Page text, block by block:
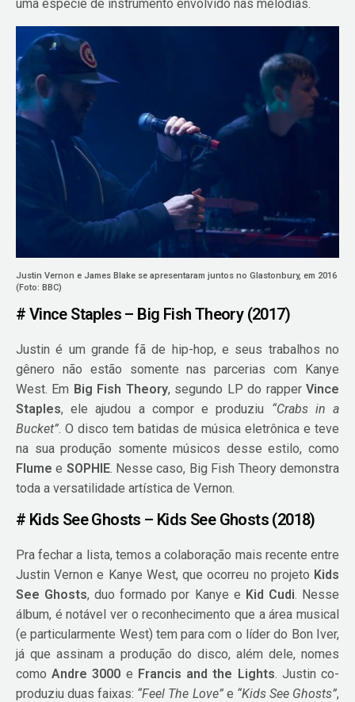
uma espécie de instrumento envolvido nas melodias.
Justin Vernon e James Blake se apresentaram juntos no Glastonbury, em 2016
(Foto: BBC)
# Vince Staples – Big Fish Theory (2017)
Justin é um grande fã de hip-hop, e seus trabalhos no
gênero não estão somente nas parcerias com Kanye
West. Em Big Fish Theory, segundo LP do rapper Vince
Staples, ele ajudou a compor e produziu “Crabs in a
Bucket”. O disco tem batidas de música eletrônica e teve
na sua produção somente músicos desse estilo, como
Flume e SOPHIE. Nesse caso, Big Fish Theory demonstra
toda a versatilidade artística de Vernon.
# Kids See Ghosts – Kids See Ghosts (2018)
Pra fechar a lista, temos a colaboração mais recente entre
Justin Vernon e Kanye West, que ocorreu no projeto Kids
See Ghosts, duo formado por Kanye e Kid Cudi. Nesse
álbum, é notável ver o reconhecimento que a área musical
(e particularmente West) tem para com o líder do Bon Iver,
já que assinam a produção do disco, além dele, nomes
comoAndre 3000 e Francis and the Lights. Justin co-
produziu duas faixas: “Feel The Love”e “Kids See Ghosts”,